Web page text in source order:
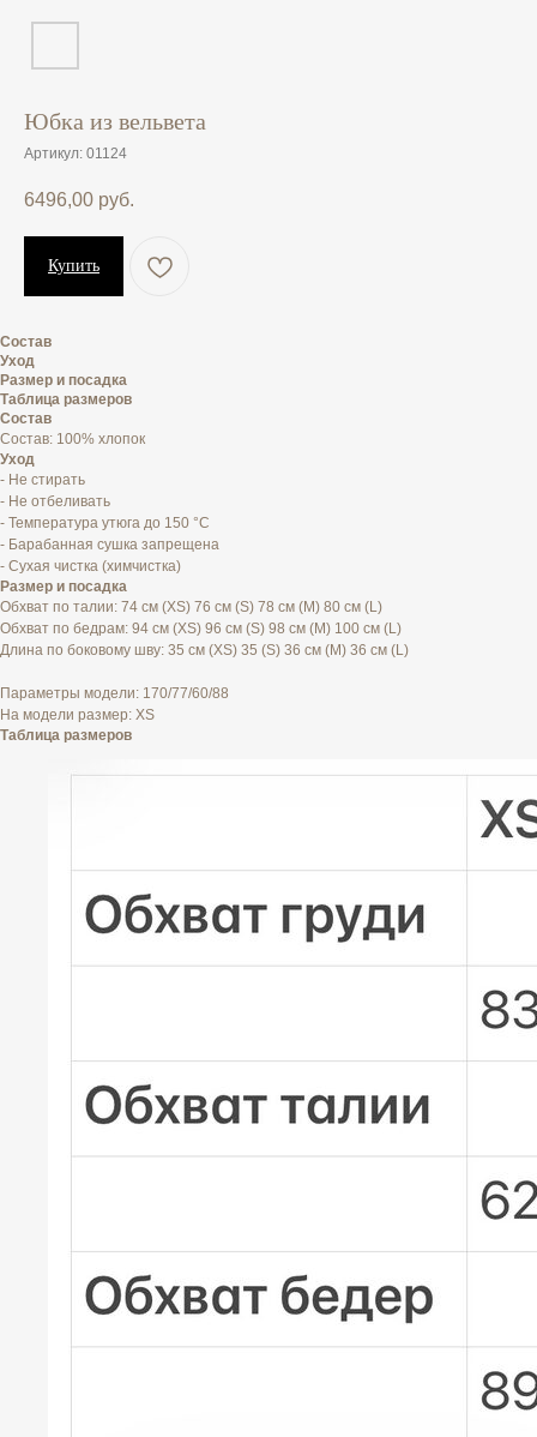
Юбка из вельвета
Артикул: 01124
6496,00 руб.
Купить
Состав
Уход
Размер и посадка
Таблица размеров
Состав
Состав: 100% хлопок
Уход
- Не стирать
- Не отбеливать
- Температура утюга до 150 °C
- Барабанная сушка запрещена
- Сухая чистка (химчистка)
Размер и посадка
Обхват по талии: 74 см (XS) 76 см (S) 78 см (M) 80 см (L)
Обхват по бедрам: 94 см (XS) 96 см (S) 98 см (M) 100 см (L)
Длина по боковому шву: 35 см (XS) 35 (S) 36 см (M) 36 см (L)
Параметры модели: 170/77/60/88
На модели размер: XS
Таблица размеров